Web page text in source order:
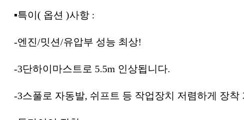
▪︎특이( 옵션 )사항 :
-엔진/밋션/유압부 성능 최상!
-3단하이마스트로 5.5m 인상됩니다.
-3스풀로 자동발, 쉬프트 등 작업장치 저렴하게 장착